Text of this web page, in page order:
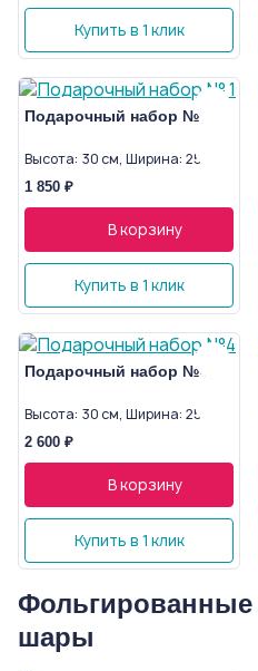
Купить в 1 клик
Подарочный набор № 1
Высота: 30 см, Ширина: 25 см
1 850 ₽
В корзину
Купить в 1 клик
Подарочный набор №4
Высота: 30 см, Ширина: 25 см
2 600 ₽
В корзину
Купить в 1 клик
шары